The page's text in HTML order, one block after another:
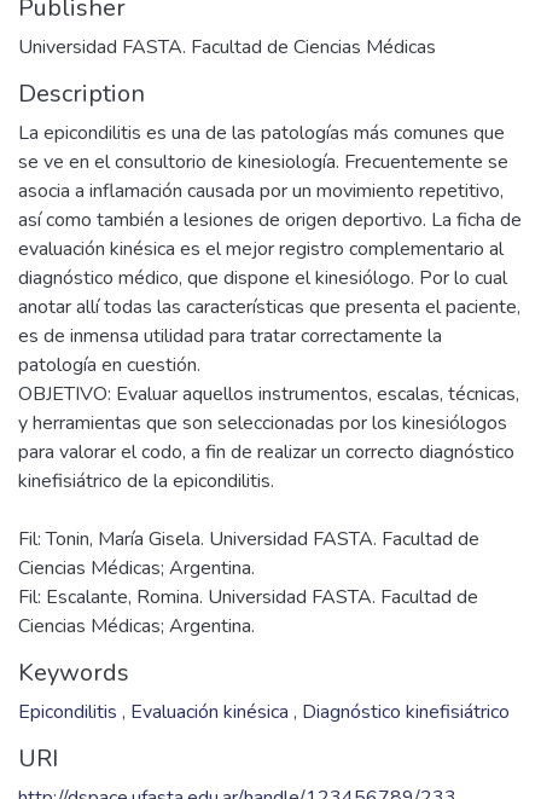
Tonin, María Gisela
Publisher
Universidad FASTA. Facultad de Ciencias Médicas
Description
La epicondilitis es una de las patologías más comunes que
se ve en el consultorio de kinesiología. Frecuentemente se
asocia a inflamación causada por un movimiento repetitivo,
así como también a lesiones de origen deportivo. La ficha de
evaluación kinésica es el mejor registro complementario al
diagnóstico médico, que dispone el kinesiólogo. Por lo cual
anotar allí todas las características que presenta el paciente,
patología en cuestión.
OBJETIVO: Evaluar aquellos instrumentos, escalas, técnicas,
y herramientas que son seleccionadas por los kinesiólogos
para valorar el codo, a fin de realizar un correcto diagnóstico
Fil: Tonin, María Gisela. Universidad FASTA. Facultad de
Ciencias Médicas; Argentina.